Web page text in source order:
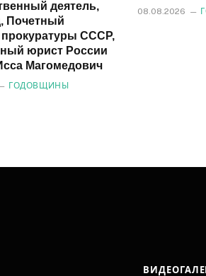
деятель,
Почетный
прокуратуры СССР,
юрист России
Магомедович
ГОДОВЩИНЫ
08.08.2026